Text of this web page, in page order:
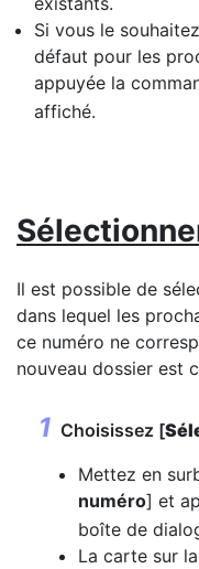
Si vous le
défaut pour les
appuyée la
affiché.
Il est possible de
dans lequel les
ce numéro ne
nouveau dossier est
Choisissez [
Mettez en
numéro] et
boîte de
La carte sur